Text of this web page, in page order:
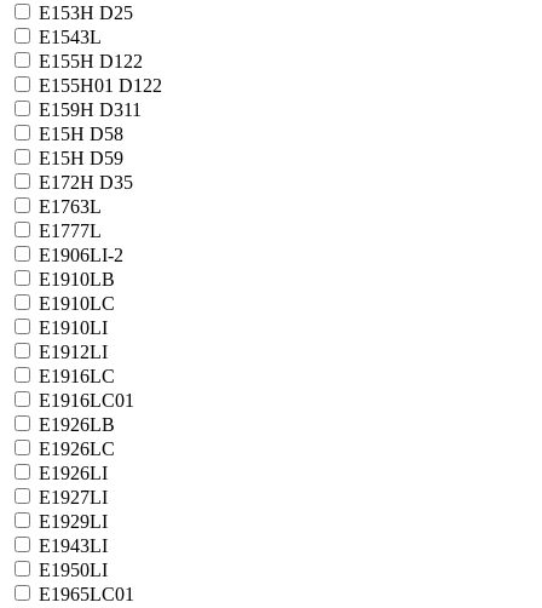
E153H D25
E1543L
E155H D122
E155H01 D122
E159H D311
E15H D58
E15H D59
E172H D35
E1763L
E1777L
E1906LI-2
E1910LB
E1910LC
E1910LI
E1912LI
E1916LC
E1916LC01
E1926LB
E1926LC
E1926LI
E1927LI
E1929LI
E1943LI
E1950LI
E1965LC01